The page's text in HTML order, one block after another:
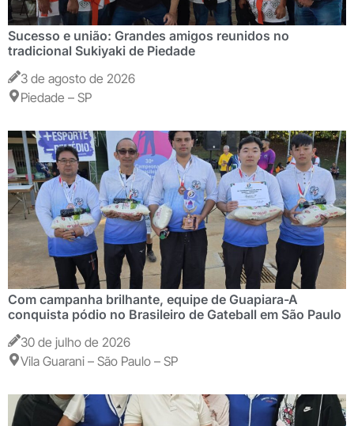
Sucesso e união: Grandes amigos reunidos no
tradicional Sukiyaki de Piedade
3 de agosto de 2026
Piedade – SP
Com campanha brilhante, equipe de Guapiara-A
conquista pódio no Brasileiro de Gateball em São Paulo
30 de julho de 2026
Vila Guarani – São Paulo – SP